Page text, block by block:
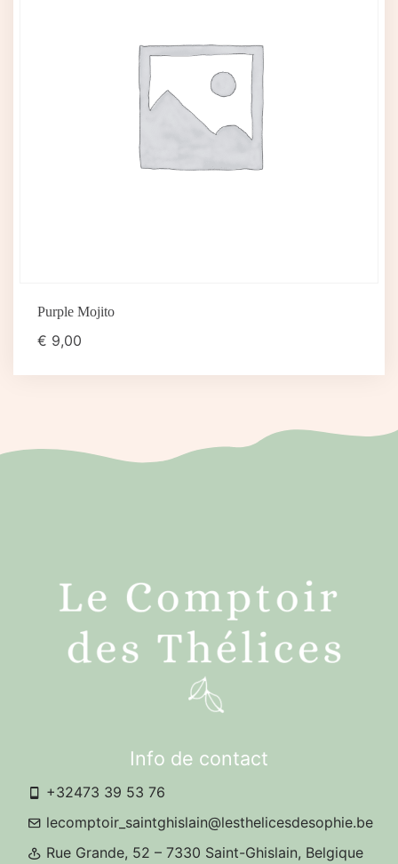
Purple Mojito
€ 9,00
Info de contact
+32473 39 53 76
lecomptoir_saintghislain@lesthelicesdesophie.be
Rue Grande, 52 – 7330 Saint-Ghislain, Belgique